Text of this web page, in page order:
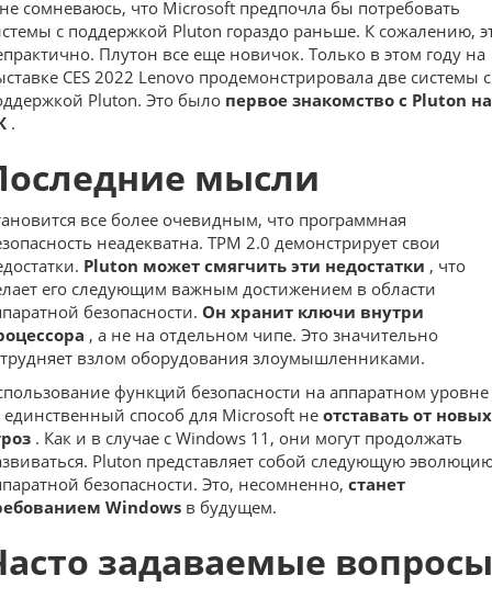
сомневаюсь, что Microsoft предпочла бы потребовать
с поддержкой Pluton гораздо раньше. К сожалению,
Плутон все еще новичок. Только в этом году на
CES 2022 Lenovo продемонстрировала две системы с
Pluton. Это было первое знакомство с Pluton на
.
мысли
все более очевидным, что программная
неадекватна. TPM 2.0 демонстрирует свои
Pluton может смягчить эти недостатки , что
его следующим важным достижением в области
безопасности. Он хранит ключи внутри
, а не на отдельном чипе. Это значительно
взлом оборудования злоумышленниками.
функций безопасности на аппаратном уровне
способ для Microsoft неотставать от новых
. Как и в случае с Windows 11, они могут продолжать
Pluton представляет собой следующую
безопасности. Это, несомненно, станет
Windows в будущем.
задаваемые вопросы